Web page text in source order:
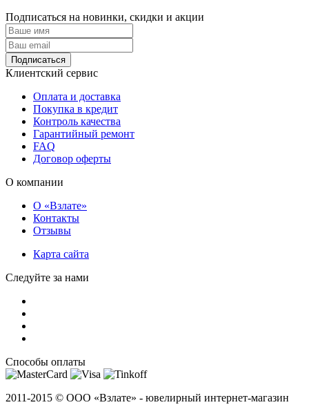
Подписаться на новинки, скидки и акции
Подписаться
Клиентский сервис
Оплата и доставка
Покупка в кредит
Контроль качества
Гарантийный ремонт
FAQ
Договор оферты
О компании
О «Взлате»
Контакты
Отзывы
Карта сайта
Следуйте за нами
Способы оплаты
2011-2015 © ООО «Взлате» - ювелирный интернет-магазин